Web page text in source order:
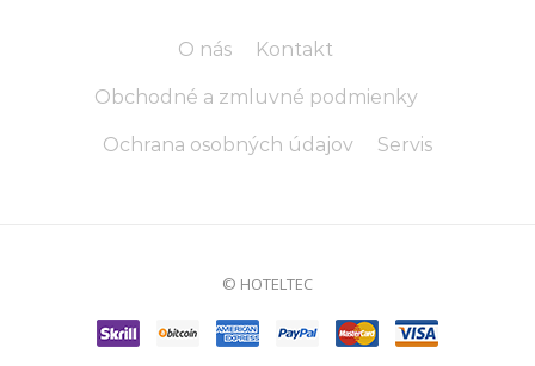
O nás Kontakt
Obchodné a zmluvné podmienky
Ochrana osobných údajov Servis
© HOTELTEC